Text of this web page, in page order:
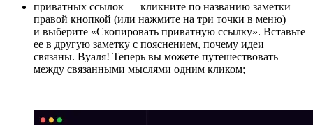
приватных ссылок — кликните по названию заметки
правой кнопкой (или нажмите на три точки в меню)
и выберите «Скопировать приватную ссылку». Вставьте
ее в другую заметку с пояснением, почему идеи
связаны. Вуаля! Теперь вы можете путешествовать
между связанными мыслями одним кликом;